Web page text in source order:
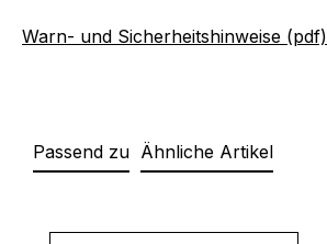
Warn- und Sicherheitshinweise (pdf)
Passend zu Ähnliche Artikel